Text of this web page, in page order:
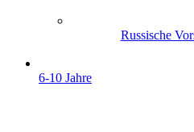
Russische
6-10 Jahre